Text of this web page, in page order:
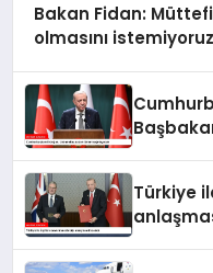
Bakan Fidan:
olmasını istemiyoruz
Türkiye